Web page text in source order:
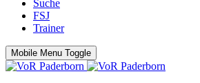
Suche
FSJ
Trainer
Mobile Menu Toggle